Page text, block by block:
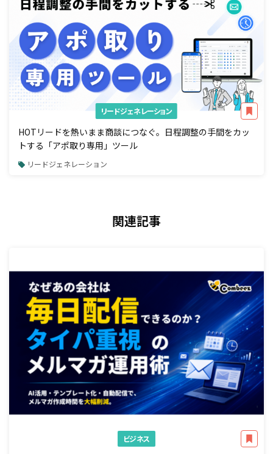
リードジェネレーション
HOTリードを熱いまま商談につなぐ。日程調整の手間をカッ
トする「アポ取り専用」ツール
リードジェネレーション
関連記事
ビジネス